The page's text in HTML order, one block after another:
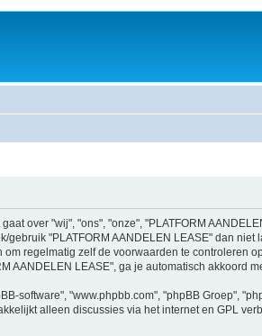
over "wij", "ons", "onze", "PLATFORM
"PLATFORM AANDELEN LEASE" dan
regelmatig zelf de voorwaarden te controleren
AANDELEN LEASE", ga je automatisch akkoord
software", "www.phpbb.com", "phpBB Groep",
alleen discussies via het internet en GPL